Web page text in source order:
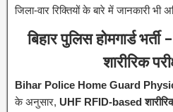
जिला-वार रिक्तियों के बारे में जानकारी भी
बिहार पुलिस होमगार्ड भर्ती –
शारीरिक
Bihar Police Home Guard
के अनुसार, UHF RFID-based